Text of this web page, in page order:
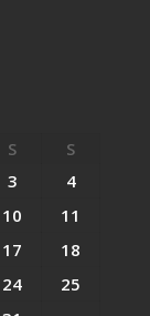
S
S
3
4
10
11
17
18
24
25